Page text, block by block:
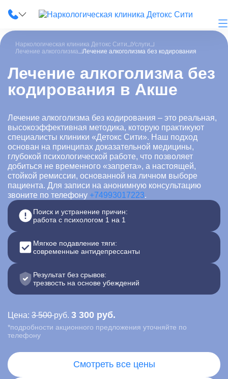
О клинике
Цены
Лицензии
Фотогалерея
Акции и скидки
Вопрос-ответ
Контакты
Записаться онлайн
Вызвать врача на дом
Акша,
ул. Ленина, 1, село Акша
Наркологическая клиника Детокс Сити
Услуги
Лечение алкоголизма Лечение алкоголизма без кодирования
Лечение алкоголизма без
кодирования в Акше
Лечение алкоголизма без кодирования – это реальная,
высокоэффективная методика, которую практикуют
специалисты клиники «Детокс Сити». Наш подход
основан на принципах доказательной медицины,
глубокой психологической работе, что позволяет
добиться не временного «запрета», а настоящей,
стойкой ремиссии, основанной на личном выборе
пациента. Для записи на анонимную консультацию
звоните по телефону +74993017223.
Поиск и устранение причин:
работа с психологом 1 на 1
Мягкое подавление тяги:
современные антидепрессанты
Результат без срывов:
трезвость на основе убеждений
Цена: 3 500руб. 3 300 руб.
*подробности акционного предложения уточняйте по
телефону
Смотреть все цены